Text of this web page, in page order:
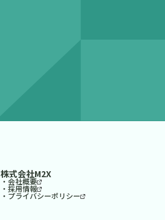
株式会社M2X
・会社概要
・採用情報
・プライバシーポリシー